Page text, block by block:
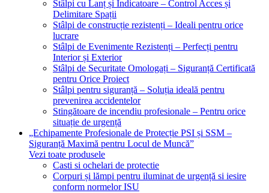
Stâlpi cu Lanț și Indicatoare – Control Acces și
Delimitare Spații
Stâlpi de construcție rezistenți – Ideali pentru orice
lucrare
Stâlpi de Evenimente Rezistenți – Perfecți pentru
Interior și Exterior
Stâlpi de Securitate Omologați – Siguranță Certificată
pentru Orice Proiect
Stâlpi pentru siguranță – Soluția ideală pentru
prevenirea accidentelor
Stingătoare de incendiu profesionale – Pentru orice
situație de urgență
„Echipamente Profesionale de Protecție PSI și SSM –
Siguranță Maximă pentru Locul de Muncă”
Vezi toate produsele
Casti si ochelari de protectie
Corpuri și lămpi pentru iluminat de urgență si iesire
conform normelor ISU